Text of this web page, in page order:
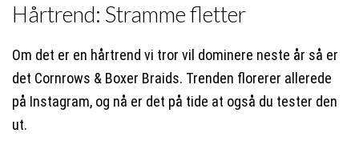
Hårtrend: Stramme fletter
Om det er en hårtrend vi tror vil dominere neste år så er
det Cornrows & Boxer Braids. Trenden florerer allerede
på Instagram, og nå er det på tide at også du tester den
ut.